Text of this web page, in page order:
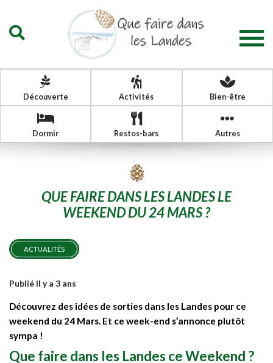
Découverte Activités Bien-être
Dormir Restos-bars Autres
QUE FAIRE DANS LES LANDES LE
WEEKEND DU 24 MARS ?
ACTUALITÉS
Publié il y a 3 ans
Découvrez des idées de sorties dans les Landes pour ce
weekend du 24 Mars. Et ce week-end s’annonce plutôt
sympa !
Que faire dans les Landes ce Weekend ?